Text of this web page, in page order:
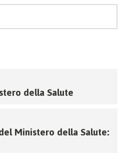
della Salute
Ministero della Salute: